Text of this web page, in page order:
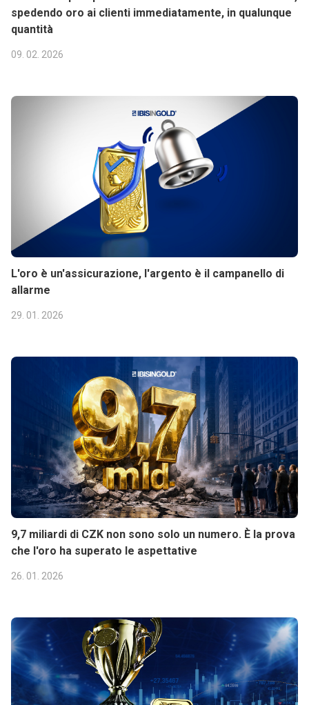
spedendo oro ai clienti immediatamente, in qualunque
quantità
09. 02. 2026
L'oro è un'assicurazione, l'argento è il campanello di
allarme
29. 01. 2026
9,7 miliardi di CZK non sono solo un numero. È la prova
che l'oro ha superato le aspettative
26. 01. 2026